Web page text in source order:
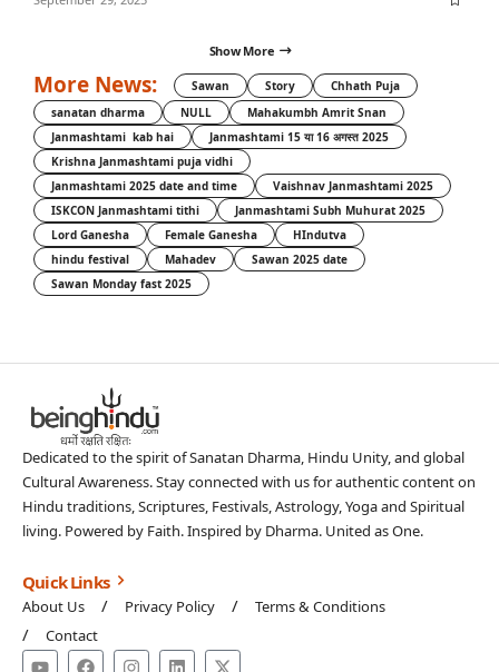
Show More
More News: Sawan Story
Chhath Puja
sanatan dharma
NULL
Mahakumbh Amrit Snan
Janmashtami kab hai
Janmashtami 15 या 16 अगस्त 2025
Krishna Janmashtami puja vidhi
Janmashtami 2025 date and time
Vaishnav Janmashtami 2025
ISKCON Janmashtami tithi
Janmashtami Subh Muhurat 2025
Lord Ganesha
Female Ganesha
HIndutva
hindu festival
Mahadev
Sawan 2025 date
Sawan Monday fast 2025
Dedicated to the spirit of Sanatan Dharma, Hindu Unity, and global
Cultural Awareness. Stay connected with us for authentic content on
Hindu traditions, Scriptures, Festivals, Astrology, Yoga and Spiritual
living. Powered by Faith. Inspired by Dharma. United as One.
Quick Links
About Us Privacy Policy
Terms & Conditions
Contact